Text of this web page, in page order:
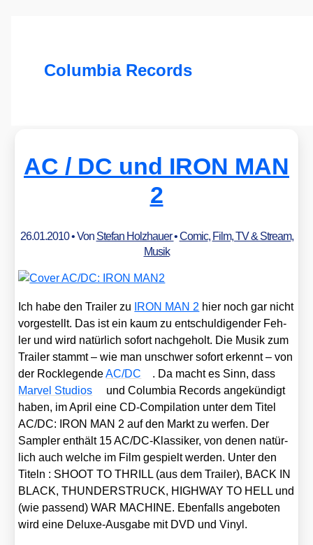
Columbia Records
AC /​ DC und IRON MAN
2
26.01.2010• Von Stefan Holzhauer•Comic, Film, TV & Stream,
Musik
Ich habe den Trai­ler zu IRON MAN 2 hier noch gar nicht
vor­ge­stellt. Das ist ein kaum zu ent­schul­di­gen­der Feh­
ler und wird natür­lich sofort nach­ge­holt. Die Musik zum
Trai­ler stammt – wie man unschwer sofort erkennt – von
der Rock­le­gen­deAC/​DC
. Da macht es Sinn, dass
Mar­vel Stu­di­os
und Colum­bia Records ange­kün­digt
haben, im April eine CD-Com­pi­la­ti­on unter dem Titel
AC/​DC: IRON MAN 2 auf den Markt zu wer­fen. Der
Sam­pler ent­hält 15 AC/DC-Klas­si­ker, von denen natür­
lich auch wel­che im Film gespielt wer­den. Unter den
Titeln : SHOOT TO THRILL (aus dem Trai­ler), BACK IN
BLACK, THUNDERSTRUCK, HIGHWAY TO HELL und
(wie pas­send) WAR MACHINE. Eben­falls ange­bo­ten
wird eine Delu­xe-Aus­ga­be mit DVD und Vinyl.